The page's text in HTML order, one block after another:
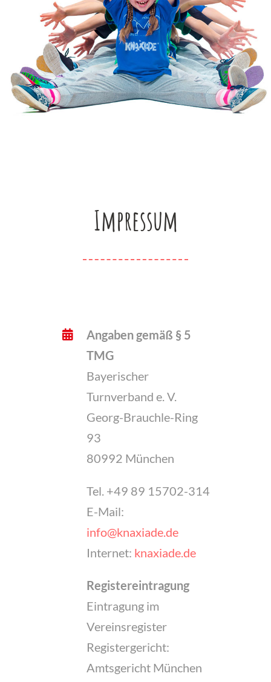
Impressum
Angaben gemäß § 5
TMG
Bayerischer
Turnverband e. V.
Georg-Brauchle-Ring
93
80992 München
Tel. +49 89 15702-314
E-Mail:
info@knaxiade.de
Internet: knaxiade.de
Registereintragung
Eintragung im
Vereinsregister
Registergericht:
Amtsgericht München